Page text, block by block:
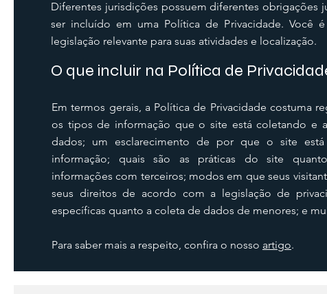
Diferentes jurisdições possuem diferentes obrigações
ser incluído em uma Política de Privacidade. Você
legislação relevante para suas atividades e localização.
O que incluir na Política de
Em termos gerais, a Política de Privacidade costuma
os tipos de informação que o site está coletando e
dados; um esclarecimento de por que o site
informação; quais são as práticas do site
informações com terceiros; modos em que seus
seus direitos de acordo com a legislação de
específicas quanto a coleta de dados de menores; e
Para saber mais a respeito, confira o nosso artigo.